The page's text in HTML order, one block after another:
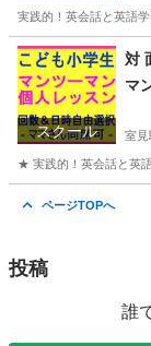
実践的！英会話と英語
福岡 福岡市
スクール
対
マ
グ
英
室見
★ 実践的！英会話と英
ページTOPへ
投稿
誰